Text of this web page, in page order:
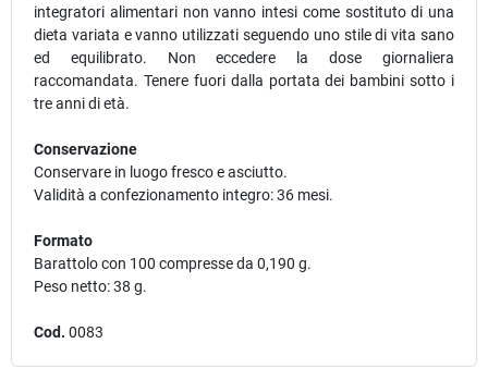
integratori alimentari non vanno intesi come sostituto di una
dieta variata e vanno utilizzati seguendo uno stile di vita sano
ed equilibrato. Non eccedere la dose giornaliera
raccomandata. Tenere fuori dalla portata dei bambini sotto i
tre anni di età.
Conservazione
Conservare in luogo fresco e asciutto.
Validità a confezionamento integro: 36 mesi.
Formato
Barattolo con 100 compresse da 0,190 g.
Peso netto: 38 g.
Cod. 0083